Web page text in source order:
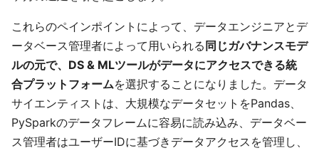
これらのペインポイントによって、データエンジニアとデ
ータベース管理者によって用いられる 同じガバナンスモデ
ルの元で、DS & MLツールがデータにアクセスできる統
合プラットフォームを選択することになりました。データ
サイエンティストは、大規模なデータセットをPandas、
PySparkのデータフレームに容易に読み込み、データベー
ス管理者はユーザーIDに基づきデータアクセスを管理し、